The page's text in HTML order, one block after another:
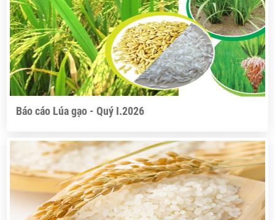
Báo cáo Lúa gạo - Quý I.2026